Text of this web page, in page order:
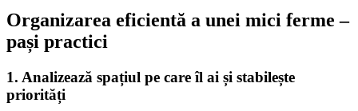
Organizarea eficientă a unei mici ferme –
pași practici
1. Analizează spațiul pe care îl ai și stabilește
priorități